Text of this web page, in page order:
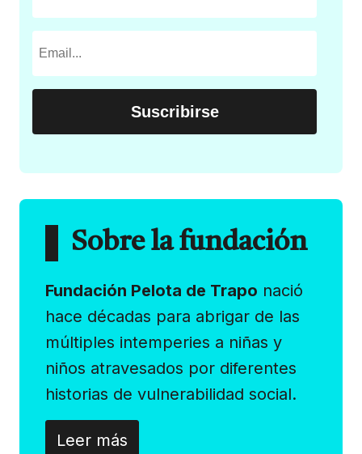
Sobre la fundación
Fundación Pelota de Trapo nació
hace décadas para abrigar de las
múltiples intemperies a niñas y
niños atravesados por diferentes
historias de vulnerabilidad social.
Leer más